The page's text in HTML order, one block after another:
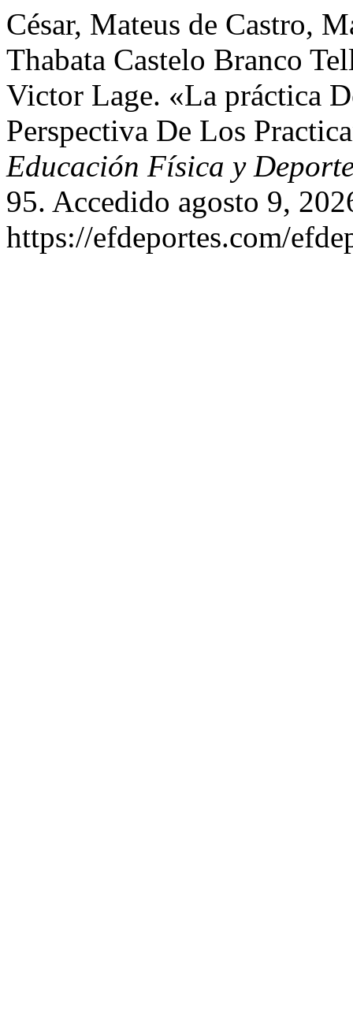
César, Mateus de Castro,
Thabata Castelo Branco
Victor Lage. «La práctica
Perspectiva De Los
Educación Física y
95. Accedido agosto 9,
https://efdeportes.com/